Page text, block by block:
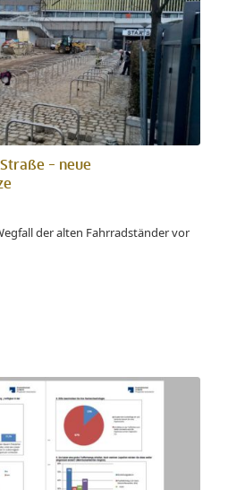
– neue
der alten Fahrradständer vor